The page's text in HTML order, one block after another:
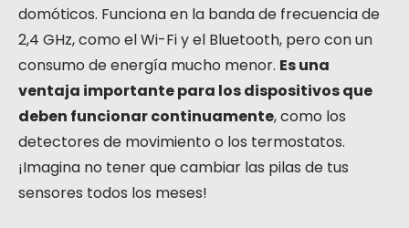
domóticos. Funciona en la banda de frecuencia de
2,4 GHz, como el Wi-Fi y el Bluetooth, pero con un
consumo de energía mucho menor. Es una
ventaja importante para los dispositivos que
deben funcionar continuamente, como los
detectores de movimiento o los termostatos.
¡Imagina no tener que cambiar las pilas de tus
sensores todos los meses!